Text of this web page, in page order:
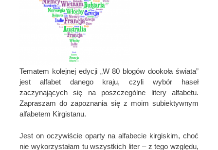
Tematem kolejnej edycji „W 80 blogów dookoła świata”
jest alfabet danego kraju, czyli wybór haseł
zaczynających się na poszczególne litery alfabetu.
Zapraszam do zapoznania się z moim subiektywnym
alfabetem Kirgistanu.
Jest on oczywiście oparty na alfabecie kirgiskim, choć
nie wykorzystałam tu wszystkich liter – z tego względu,